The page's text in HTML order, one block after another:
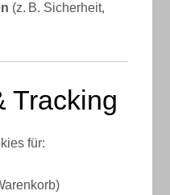
(z. B. Sicherheit,
Tracking
für: